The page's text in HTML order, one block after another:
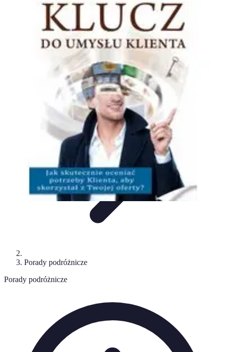
Oferty Wyjazdowe
Zdrowe wakacjeRodzinne Wakacje Aktywne WakacjeRodzinne
Wakacyjne Kierunki
Oferty Wyjazdowe
Porady podróżnicze
Porady podróżnicze